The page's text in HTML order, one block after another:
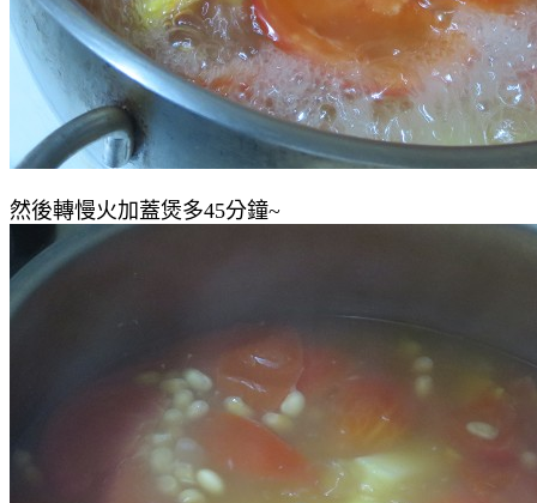
然後轉慢火加蓋煲多45分鐘~